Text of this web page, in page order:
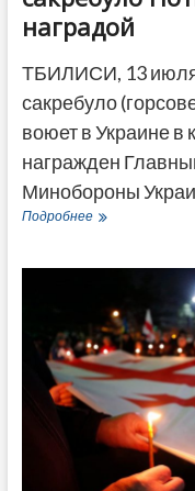
наградой
ТБИЛИСИ, 13 июля
сакребуло
воюет в Украине в
награжден
Минобороны
ПодробнееВоевавший
депутат
Поти
вернулся
в
Грузию
с
наградой